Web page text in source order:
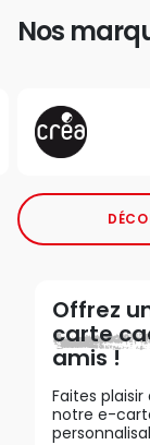
Nos
Offrez
carte
amis !
Faites
notre e-